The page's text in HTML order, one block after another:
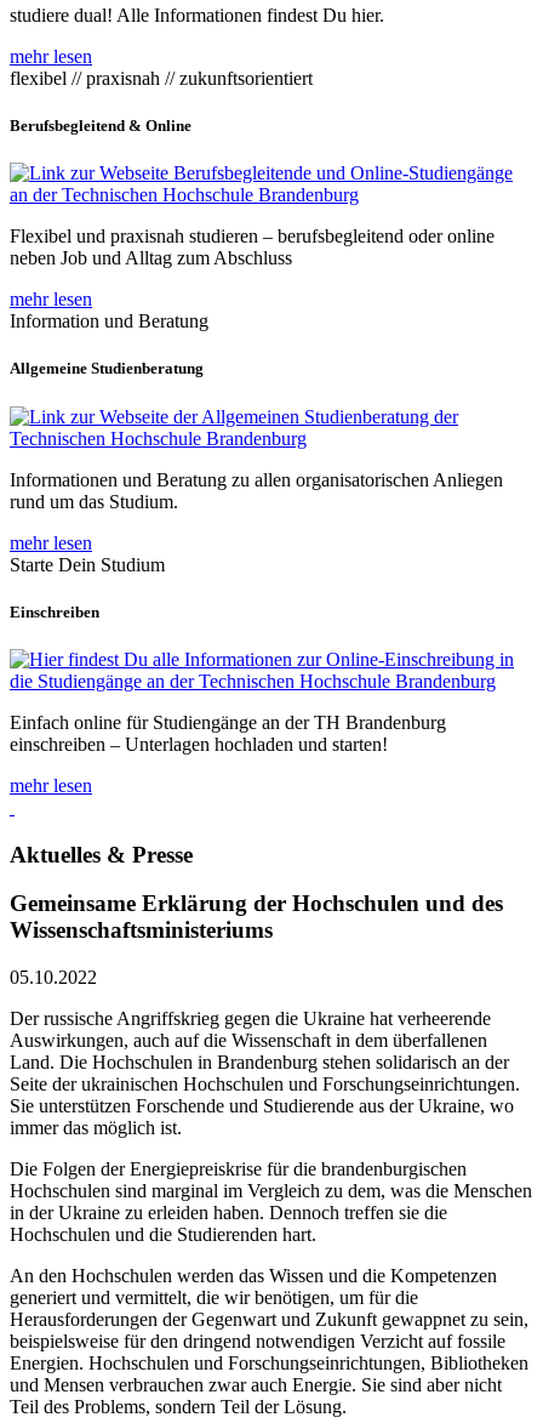
studiere dual! Alle Informationen findest Du hier.
mehr lesen
flexibel // praxisnah // zukunftsorientiert
Berufsbegleitend & Online
Flexibel und praxisnah studieren – berufsbegleitend oder online
neben Job und Alltag zum Abschluss
mehr lesen
Information und Beratung
Allgemeine Studienberatung
Informationen und Beratung zu allen organisatorischen Anliegen
rund um das Studium.
mehr lesen
Starte Dein Studium
Einschreiben
Einfach online für Studiengänge an der TH Brandenburg
einschreiben – Unterlagen hochladen und starten!
mehr lesen
Aktuelles & Presse
Gemeinsame Erklärung der Hochschulen und des
Wissenschaftsministeriums
05.10.2022
Der russische Angriffskrieg gegen die Ukraine hat verheerende
Auswirkungen, auch auf die Wissenschaft in dem überfallenen
Land. Die Hochschulen in Brandenburg stehen solidarisch an der
Seite der ukrainischen Hochschulen und Forschungseinrichtungen.
Sie unterstützen Forschende und Studierende aus der Ukraine, wo
immer das möglich ist.
Die Folgen der Energiepreiskrise für die brandenburgischen
Hochschulen sind marginal im Vergleich zu dem, was die Menschen
in der Ukraine zu erleiden haben. Dennoch treffen sie die
Hochschulen und die Studierenden hart.
An den Hochschulen werden das Wissen und die Kompetenzen
generiert und vermittelt, die wir benötigen, um für die
Herausforderungen der Gegenwart und Zukunft gewappnet zu sein,
beispielsweise für den dringend notwendigen Verzicht auf fossile
Energien. Hochschulen und Forschungseinrichtungen, Bibliotheken
und Mensen verbrauchen zwar auch Energie. Sie sind aber nicht
Teil des Problems, sondern Teil der Lösung.